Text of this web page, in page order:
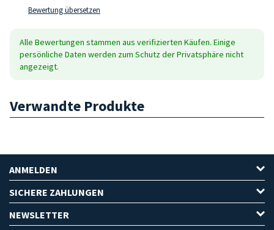
Bewertung übersetzen
Alle Bewertungen stammen aus verifizierten Käufen. Einige
persönliche Daten werden zum Schutz der Privatsphäre nicht
angezeigt.
Verwandte Produkte
ANMELDEN
SICHERE ZAHLUNGEN
NEWSLETTER